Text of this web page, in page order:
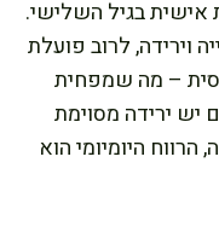
אישית בגיל השלישי.
וירידה, לרוב פועלת
– מה שמפחית
יש ירידה מסוימת
היומיומי הוא